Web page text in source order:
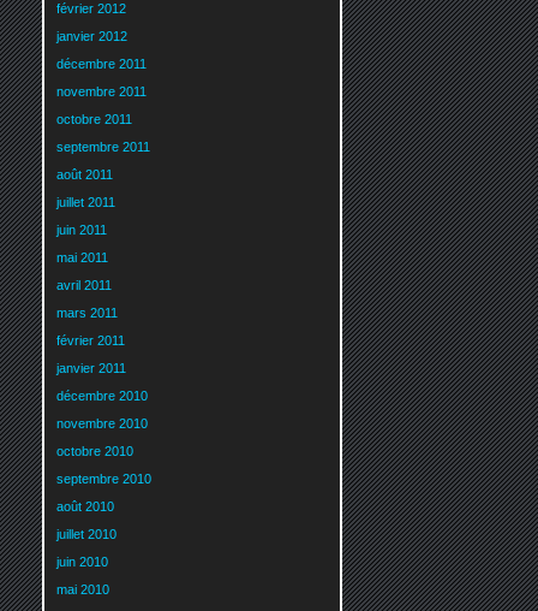
février 2012
janvier 2012
décembre 2011
novembre 2011
octobre 2011
septembre 2011
août 2011
juillet 2011
juin 2011
mai 2011
avril 2011
mars 2011
février 2011
janvier 2011
décembre 2010
novembre 2010
octobre 2010
septembre 2010
août 2010
juillet 2010
juin 2010
mai 2010